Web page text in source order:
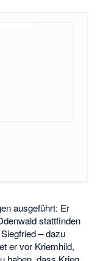
ausgeführt: Er
stattfinden
– dazu
er vor Kriemhild,